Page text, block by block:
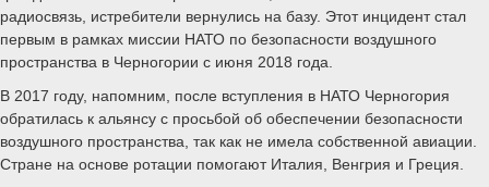
радиосвязь, истребители вернулись на базу. Этот инцидент стал
первым в рамках миссии НАТО по безопасности воздушного
пространства в Черногории с июня 2018 года.
В 2017 году, напомним, после вступления в НАТО Черногория
обратилась к альянсу с просьбой об обеспечении безопасности
воздушного пространства, так как не имела собственной авиации.
Стране на основе ротации помогают Италия, Венгрия и Греция.